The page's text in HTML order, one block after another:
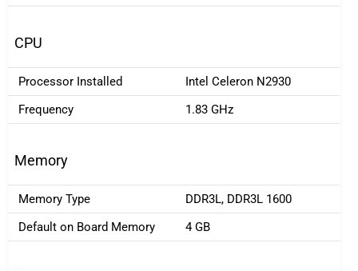
CPU
Processor Installed
Intel Celeron N2930
Frequency
1.83 GHz
Memory
Memory Type
DDR3L, DDR3L 1600
Default on Board Memory
4 GB